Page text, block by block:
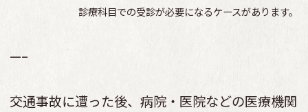
診療科目での受診が必要になるケースがあります。
—–
交通事故に遭った後、病院・医院などの医療機関